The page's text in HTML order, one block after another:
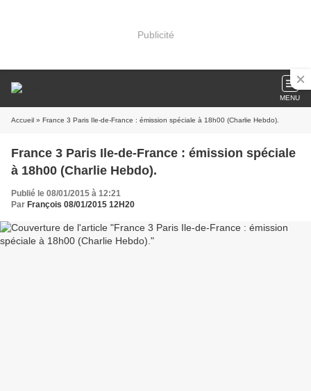
Publicité
MENU
Accueil » France 3 Paris Ile-de-France : émission spéciale à 18h00 (Charlie Hebdo).
France 3 Paris Ile-de-France : émission spéciale
à 18h00 (Charlie Hebdo).
Publié le 08/01/2015 à 12:21
Par François 08/01/2015 12H20